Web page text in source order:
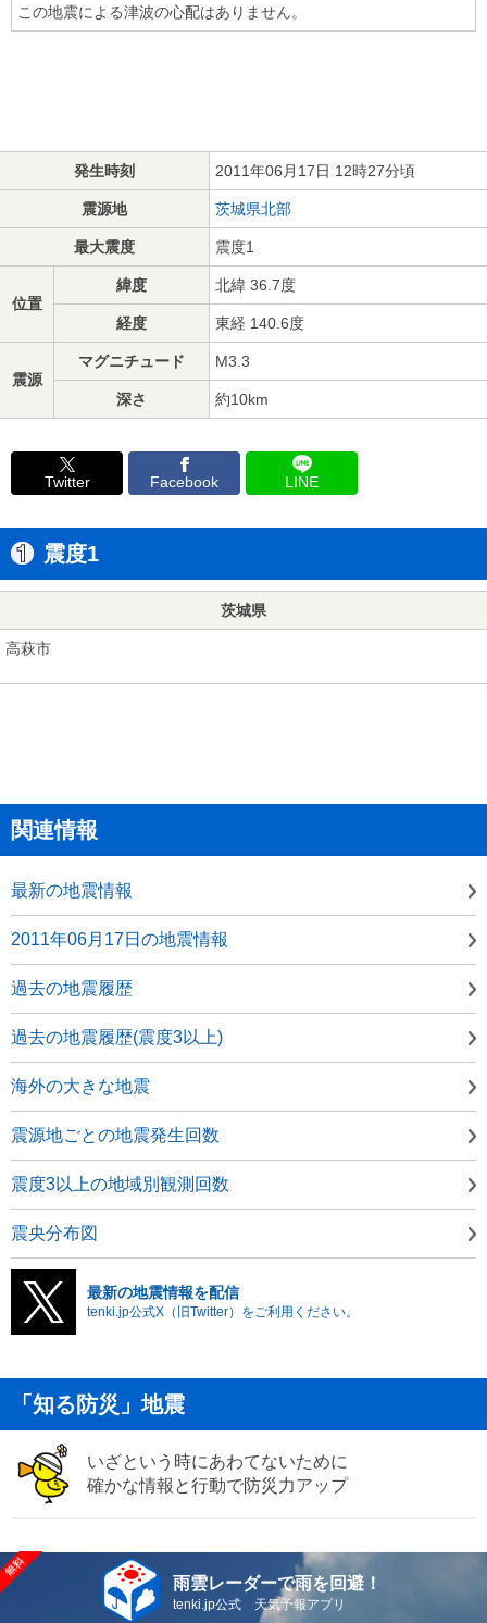
この地震による津波の心配はありません。
発生時刻 2011年06月17日 12時27分頃
震源地 茨城県北部
最大震度 震度1
位置
緯度 北緯 36.7度
経度 東経 140.6度
震源
マグニチュード M3.3
深さ 約10km
Twitter Facebook LINE
震度1
茨城県
高萩市
関連情報
最新の地震情報
2011年06月17日の地震情報
過去の地震履歴
過去の地震履歴(震度3以上)
海外の大きな地震
震源地ごとの地震発生回数
震度3以上の地域別観測回数
震央分布図
最新の地震情報を配信
tenki.jp公式X（旧Twitter）をご利用ください。
「知る防災」地震
いざという時にあわてないために
確かな情報と行動で防災力アップ
雨雲レーダーで雨を回避！
tenki.jp公式 天気予報アプリ